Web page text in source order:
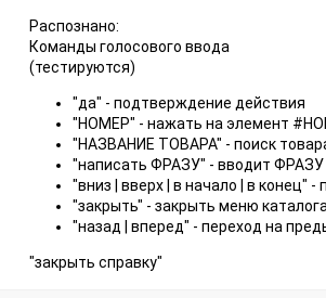
Распознано:
Команды голосового ввода
(тестируются)
"да" - подтверждение действия
"НОМЕР" - нажать на элемент
"НАЗВАНИЕ ТОВАРА" - поиск
"написать ФРАЗУ" - вводит ФРАЗУ
"вниз | вверх | в начало | в конец" -
"закрыть" - закрыть меню каталога
"назад | вперед" - переход на
"закрыть справку"